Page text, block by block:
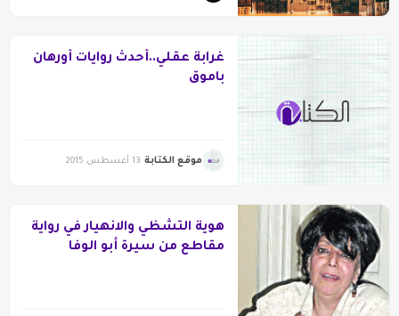
غرابة عقلي..أحدث روايات أورهان
باموق
موقع الكتابة 13 أغسطس 2015
‏هوية التشظي والانهيار في رواية
مقاطع من سيرة أبو الوفا